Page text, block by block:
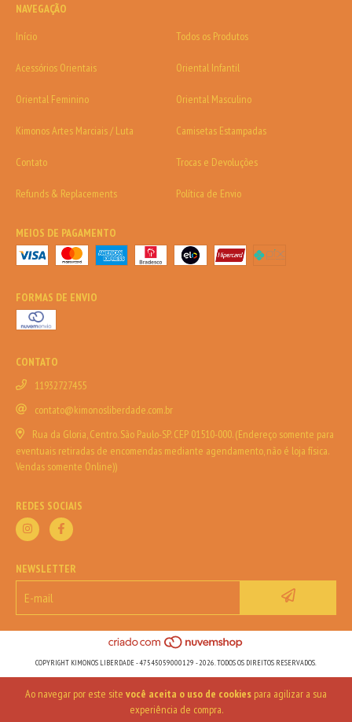
Ao navegar por este site você aceita o uso de cookies para agilizar a sua
experiência de compra.
NAVEGAÇÃO
Início
Todos os Produtos
Acessórios Orientais Oriental Infantil
Oriental Feminino Oriental Masculino
Kimonos Artes Marciais / Luta Camisetas Estampadas
Contato Trocas e Devoluções
Refunds & Replacements Política de Envio
MEIOS DE PAGAMENTO
FORMAS DE ENVIO
CONTATO
11932727455
contato@kimonosliberdade.com.br
Rua da Gloria, Centro. São Paulo-SP. CEP 01510-000. (Endereço somente para
eventuais retiradas de encomendas mediante agendamento, não é loja física.
Vendas somente Online))
REDES SOCIAIS
NEWSLETTER
COPYRIGHT KIMONOS LIBERDADE - 47545059000129 - 2026. TODOS OS DIREITOS RESERVADOS.